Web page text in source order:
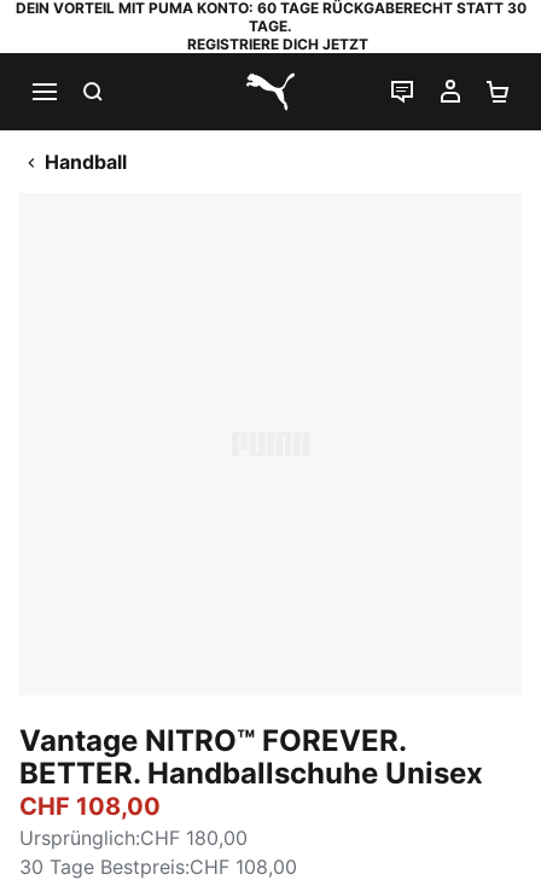
DEIN VORTEIL MIT PUMA KONTO: 60 TAGE RÜCKGABERECHT STATT 30
TAGE.
REGISTRIERE DICH JETZT
PUMA.com
LIVE-CHAT
MEIN
Handball
Vantage NITRO™ FOREVER.
BETTER. Handballschuhe Unisex
CHF 108,00
Ursprünglich:CHF 180,00
30 Tage Bestpreis:CHF 108,00